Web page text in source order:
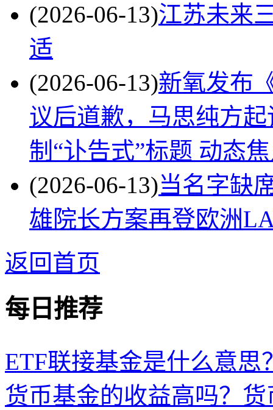
(2026-06-13)江苏未来
适
(2026-06-13)新氧发布
议后道歉，马思纯方
制“讣告式”标题 动态
(2026-06-13)当名字缺
雄院长方案再登欧洲
返回首页
每日推荐
ETF联接基金是什么意思
货币基金的收益高吗？